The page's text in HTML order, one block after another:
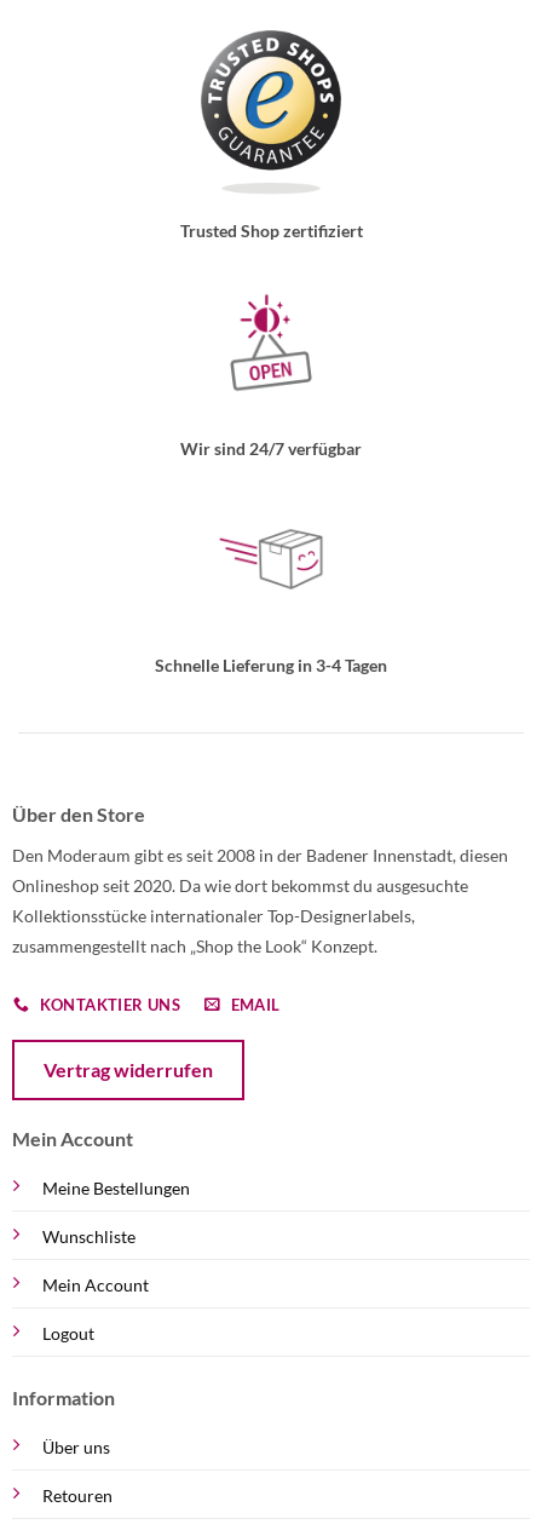
Trusted Shop zertifiziert
Wir sind 24/7 verfügbar
Schnelle Lieferung in 3-4 Tagen
Über den Store
Den Moderaum gibt es seit 2008 in der Badener Innenstadt, diesen
Onlineshop seit 2020. Da wie dort bekommst du ausgesuchte
Kollektionsstücke internationaler Top-Designerlabels,
zusammengestellt nach „Shop the Look“ Konzept.
KONTAKTIER UNS EMAIL
Vertrag widerrufen
Mein Account
Meine Bestellungen
Wunschliste
Mein Account
Logout
Information
Über uns
Retouren